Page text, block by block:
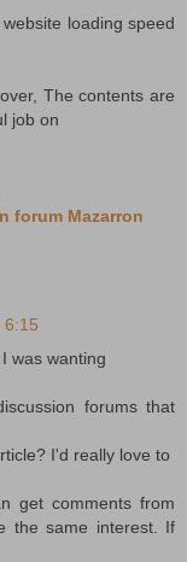
loading speed
The contents are
job on
forum Mazarron
6:15
was wanting
forums that
I'd really love to
get comments from
the same interest. If